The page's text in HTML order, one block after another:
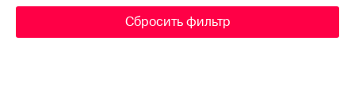
Сбросить фильтр